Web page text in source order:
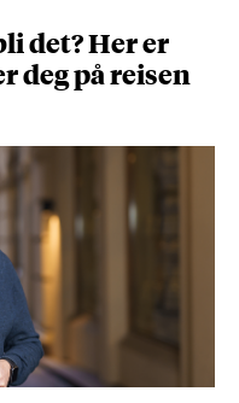
det? Her er
deg på reisen